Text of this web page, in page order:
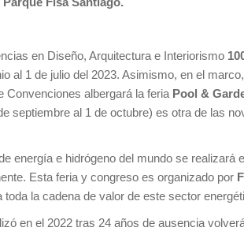
en Diseño, Arquitectura e Interiorismo
al 1 de julio del 2023. Asimismo, en el
Convenciones albergará la feria Pool &
septiembre al 1 de octubre) es otra de las
energía e hidrógeno del mundo se realizará
Esta feria y congreso es organizado por
toda la cadena de valor de este sector
en el 2022 tras 24 años de ausencia